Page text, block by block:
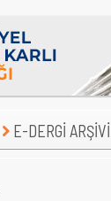
E-DERGİ ARŞİVİ